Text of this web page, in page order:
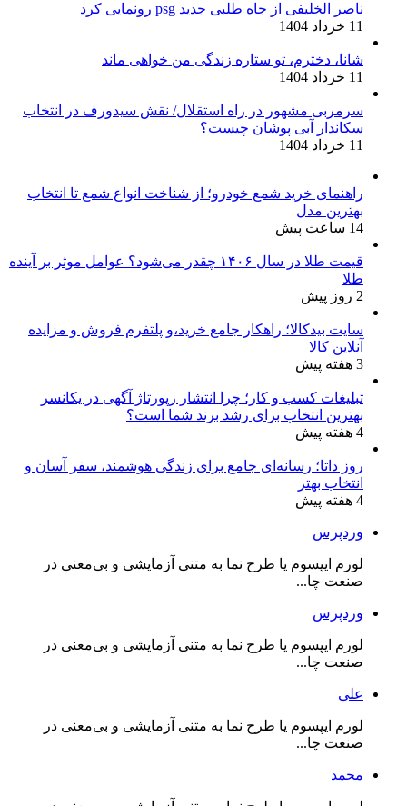
ناصر الخلیفی از جاه طلبی جدید psg رونمایی کرد
11 خرداد 1404
شانا، دخترم، تو ستاره زندگی من خواهی ماند
11 خرداد 1404
سرمربی مشهور در راه استقلال/ نقش سیدورف در انتخاب
سکاندار آبی پوشان چیست؟
11 خرداد 1404
راهنمای خرید شمع خودرو؛ از شناخت انواع شمع تا انتخاب
بهترین مدل
14 ساعت پیش
قیمت طلا در سال ۱۴۰۶ چقدر می‌شود؟ عوامل موثر بر آینده
طلا
2 روز پیش
سایت بیدکالا؛ راهکار جامع خرید،و پلتفرم فروش و مزایده
آنلاین کالا
3 هفته پیش
تبلیغات کسب و کار؛ چرا انتشار رپورتاژ آگهی در یکانسر
بهترین انتخاب برای رشد برند شما است؟
4 هفته پیش
روز داتا؛ رسانه‌ای جامع برای زندگی هوشمند، سفر آسان و
انتخاب بهتر
4 هفته پیش
وردپرس
لورم ایپسوم یا طرح‌ نما به متنی آزمایشی و بی‌معنی در
صنعت چا...
وردپرس
لورم ایپسوم یا طرح‌ نما به متنی آزمایشی و بی‌معنی در
صنعت چا...
علی
لورم ایپسوم یا طرح‌ نما به متنی آزمایشی و بی‌معنی در
صنعت چا...
محمد